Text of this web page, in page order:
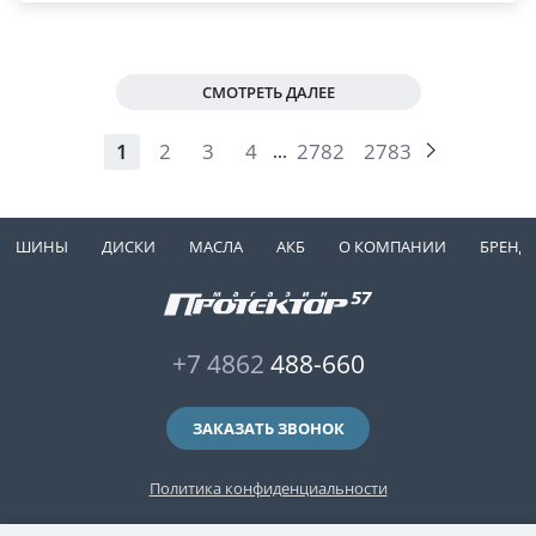
СМОТРЕТЬ ДАЛЕЕ
1 2 3 4 ... 2782 2783
ШИНЫ ДИСКИ МАСЛА АКБ О КОМПАНИИ
Политика конфиденциальности
+7 4862 488-660
ЗАКАЗАТЬ ЗВОНОК